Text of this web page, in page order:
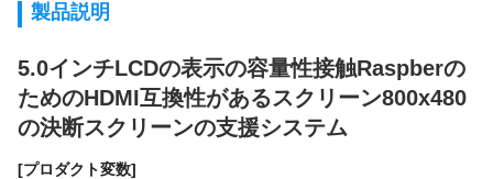
製品説明
5.0インチLCDの表示の容量性接触Raspberの
ためのHDMI互換性があるスクリーン800x480
の決断スクリーンの支援システム
[プロダクト変数]